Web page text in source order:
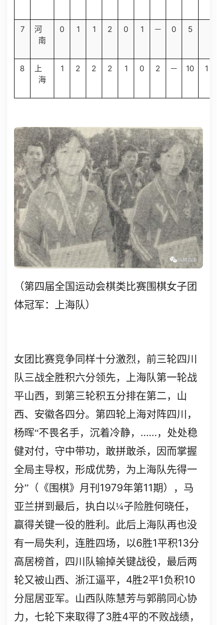
7
河
南
0 1 1 2 0 1 － 0 5
8
上
海
1 2 2 2 1 0 2 － 10 1
（第四届全国运动会棋类比赛围棋女子团
体冠军：上海队）
女团比赛竞争同样十分激烈，前三轮四川
队三战全胜积六分领先，上海队第一轮战
平山西，到第三轮积五分排在第二，山
西、安徽各四分。第四轮上海对阵四川，
杨晖“不畏名手，沉着冷静， ……，处处稳
健对付，守中带功，敢拼敢杀，因而掌握
全局主导权，形成优势，为上海队先得一
分”（《围棋》月刊 1979年第11期），马
亚兰拼到最后，执白以¼子险胜何晓任，
赢得关键一役的胜利。此后上海队再也没
有一局失利，连胜四场，以6胜1平积13分
高居榜首，四川队输掉关键战役，最后两
轮又被山西、浙江逼平， 4胜2平1负积10
分屈居亚军。山西队陈慧芳与郭鹃同心协
力，七轮下来取得了3胜4平的不败战绩，